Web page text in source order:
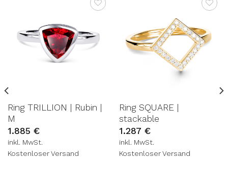
WUNSCHLISTE
Ring TRILLION | Rubin |
M
1.885 €
inkl. MwSt.
Kostenloser Versand
AUF DIE
WUNSCHLISTE
Ring SQUARE |
stackable
1.287 €
inkl. MwSt.
Kostenloser Versand